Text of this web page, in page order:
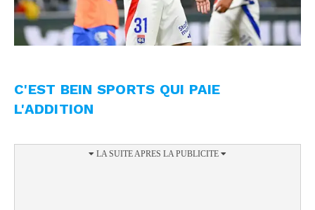
C'EST BEIN SPORTS QUI PAIE
L'ADDITION